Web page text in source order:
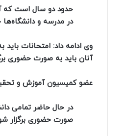
حدود دو سال است که
در مدرسه و
وی ادامه داد: امتحانات
آنان باید به صورت حضوری
عضو کمیسیون آموزش و
در حال حاضر تمامی
صورت حضوری برگزار